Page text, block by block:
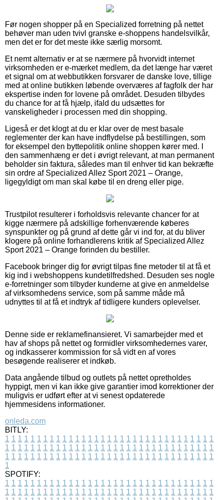
Før nogen shopper på en Specialized forretning på nettet
behøver man uden tvivl granske e-shoppens handelsvilkår,
men det er for det meste ikke særlig morsomt.
Et nemt alternativ er at se nærmere på hvorvidt internet
virksomheden er e-mærket medlem, da det længe har været
et signal om at webbutikken forsvarer de danske love, tillige
med at online butikken løbende overværes af fagfolk der har
ekspertise inden for lovene på området. Desuden tilbydes
du chance for at få hjælp, ifald du udsættes for
vanskeligheder i processen med din shopping.
Ligeså er det klogt at du er klar over de mest basale
reglementer der kan have indflydelse på bestillingen, som
for eksempel den byttepolitik online shoppen kører med. I
den sammenhæng er det i øvrigt relevant, at man permanent
beholder sin faktura, således man til enhver tid kan bekræfte
sin ordre af Specialized Allez Sport 2021 – Orange,
ligegyldigt om man skal købe til en dreng eller pige.
Trustpilot resulterer i forholdsvis relevante chancer for at
kigge nærmere på adskillige forhenværende køberes
synspunkter og på grund af dette går vi ind for, at du bliver
klogere på online forhandlerens kritik af Specialized Allez
Sport 2021 – Orange forinden du bestiller.
Facebook bringer dig for øvrigt tilpas fine metoder til at få et
kig ind i webshoppens kundetilfredshed. Desuden ses nogle
e-forretninger som tilbyder kunderne at give en anmeldelse
af virksomhedens service, som på samme måde må
udnyttes til at få et indtryk af tidligere kunders oplevelser.
Denne side er reklamefinansieret. Vi samarbejder med et
hav af shops på nettet og formidler virksomhedernes varer,
og indkasserer kommission for så vidt en af vores
besøgende realiserer et indkøb.
Data angående tilbud og outlets på nettet opretholdes
hyppigt, men vi kan ikke give garantier imod korrektioner der
muligvis er udført efter at vi senest opdaterede
hjemmesidens informationer.
onleda.com
BITLY:
1 1 1 1 1 1 1 1 1 1 1 1 1 1 1 1 1 1 1 1 1 1 1 1 1 1 1 1 1 1 1 1 1
1 1 1 1 1 1 1 1 1 1 1 1 1 1 1 1 1 1 1 1 1 1 1 1 1 1 1 1 1 1 1 1 1
1 1 1 1 1 1 1 1 1 1 1 1 1 1 1 1 1 1 1 1 1 1 1 1 1 1 1 1 1 1 1 1 1
1
SPOTIFY:
1 1 1 1 1 1 1 1 1 1 1 1 1 1 1 1 1 1 1 1 1 1 1 1 1 1 1 1 1 1 1 1 1
1 1 1 1 1 1 1 1 1 1 1 1 1 1 1 1 1 1 1 1 1 1 1 1 1 1 1 1 1 1 1 1 1